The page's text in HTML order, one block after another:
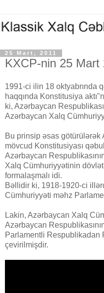
25 Mart, 2011
KXCP-nin 25 Mart
1991-ci ilin 18 oktyabrında
haqqında Konstitusiya
ki, Azərbaycan
Azərbaycan Xalq
Bu prinsip əsas götürülərək
mövcud Konstitusiyası
Azərbaycan
Xalq Cümhuriyyətinin
formalaşmalı idi.
Bəllidir ki, 1918-1920-ci
Cümhuriyyəti məhz
Lakin, Azərbaycan Xalq
Azərbaycan
Parlamentli Respublikadan
çevirilmişdir.